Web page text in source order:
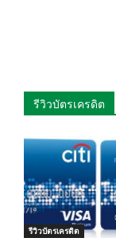
รีวิวบัตรเครดิต
รีวิวบัตรเครดิต